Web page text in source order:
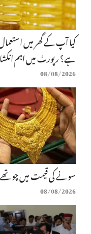
کیا آپ کے گھر میں
ہے؟ رپورٹ میں اہم
08/08/2026
سونے کی قیمت میں چوتھے
08/08/2026